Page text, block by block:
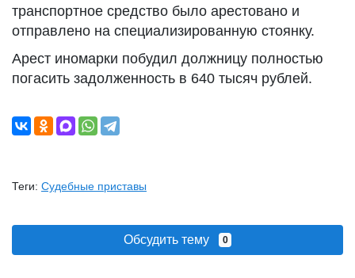
транспортное средство было арестовано и
отправлено на специализированную стоянку.
Арест иномарки побудил должницу полностью
погасить задолженность в 640 тысяч рублей.
Теги: Судебные приставы
Обсудить тему 0